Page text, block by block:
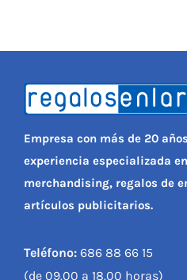
Empresa con más de 20
experiencia especializada en
merchandising, regalos de
artículos publicitarios.
Teléfono:686 88 66 15
(de 09.00 a 18.00 horas)